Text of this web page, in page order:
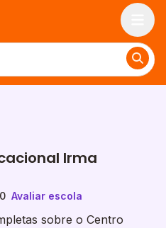
Irma
Avaliar escola
sobre o Centro